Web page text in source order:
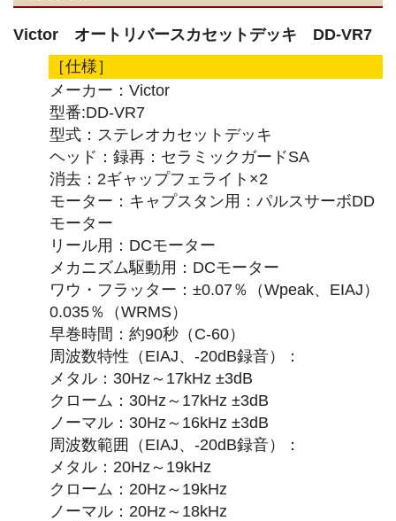
Victor オートリバースカセットデッキ DD-VR7
［仕様］
メーカー：Victor
型番:DD-VR7
型式：ステレオカセットデッキ
ヘッド：録再：セラミックガードSA
消去：2ギャップフェライト×2
モーター：キャプスタン用：パルスサーボDD
モーター
リール用：DCモーター
メカニズム駆動用：DCモーター
ワウ・フラッター：±0.07％（Wpeak、EIAJ）
0.035％（WRMS）
早巻時間：約90秒（C-60）
周波数特性（EIAJ、-20dB録音）：
メタル：30Hz～17kHz ±3dB
クローム：30Hz～17kHz ±3dB
ノーマル：30Hz～16kHz ±3dB
周波数範囲（EIAJ、-20dB録音）：
メタル：20Hz～19kHz
クローム：20Hz～19kHz
ノーマル：20Hz～18kHz